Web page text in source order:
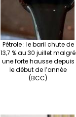
Pétrole : le baril chute de
13,7 % au 30 juillet malgré
une forte hausse depuis
le début de l’année
(BCC)